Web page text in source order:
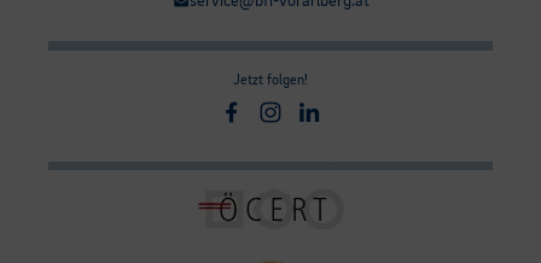
Jetzt folgen!
Facebook
Instagram
Linkedin